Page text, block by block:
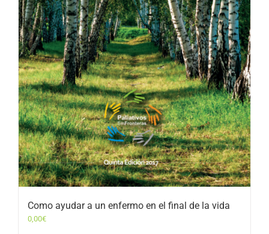
Como ayudar a un enfermo en el final de la vida
0,00€